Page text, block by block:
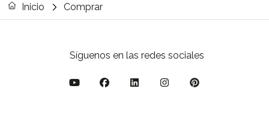
Inicio Comprar
Síguenos en las redes sociales